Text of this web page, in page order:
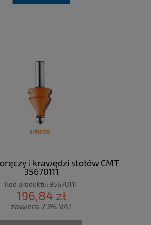
i krawędzi stołów CMT
95670111
Kod produktu: 95670111
196,84 zł
zawiera 23% VAT